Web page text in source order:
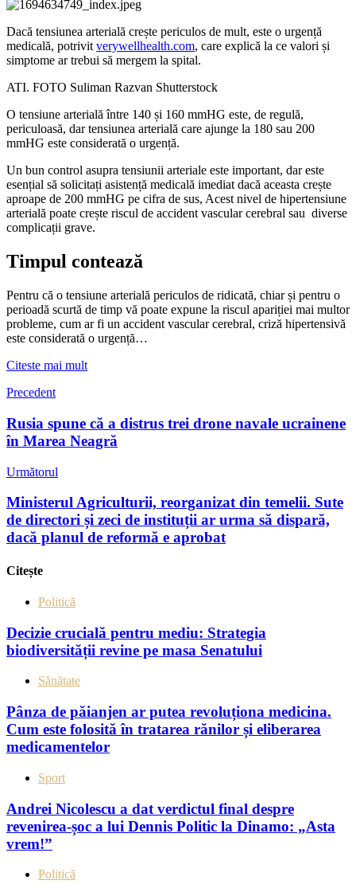
Dacă tensiunea arterială crește periculos de mult, este o urgență
medicală, potrivitverywellhealth.com, care explică la ce valori și
simptome ar trebui să mergem la spital.
ATI. FOTO Suliman Razvan Shutterstock
O tensiune arterială între 140 și 160 mmHG este, de regulă,
periculoasă, dar tensiunea arterială care ajunge la 180 sau 200
mmHG este considerată o urgență.
Un bun control asupra tensiunii arteriale este important, dar este
esențial să solicitați asistență medicală imediat dacă aceasta crește
aproape de 200 mmHG pe cifra de sus, Acest nivel de hipertensiune
arterială poate crește riscul de accident vascular cerebral sau diverse
complicații grave.
Timpul contează
Pentru că o tensiune arterială periculos de ridicată, chiar și pentru o
perioadă scurtă de timp vă poate expune la riscul apariției mai multor
probleme, cum ar fi un accident vascular cerebral, criză hipertensivă
este considerată o urgență…
Citeste mai mult
Precedent
Rusia spune că a distrus trei drone navale ucrainene
în Marea Neagră
Următorul
Ministerul Agriculturii, reorganizat din temelii. Sute
de directori și zeci de instituții ar urma să dispară,
dacă planul de reformă e aprobat
Citește
Politică
Decizie crucială pentru mediu: Strategia
biodiversității revine pe masa Senatului
Sănătate
Pânza de păianjen ar putea revoluționa medicina.
Cum este folosită în tratarea rănilor și eliberarea
medicamentelor
Sport
Andrei Nicolescu a dat verdictul final despre
revenirea-șoc a lui Dennis Politic la Dinamo: „Asta
vrem!”
Politică